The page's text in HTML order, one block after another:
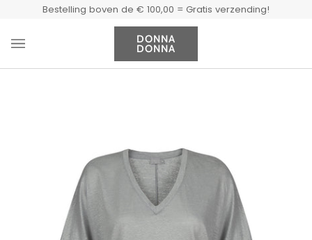
DoorgaanBestelling boven de € 100,00 = Gratis verzending!
DONNA
DONNA